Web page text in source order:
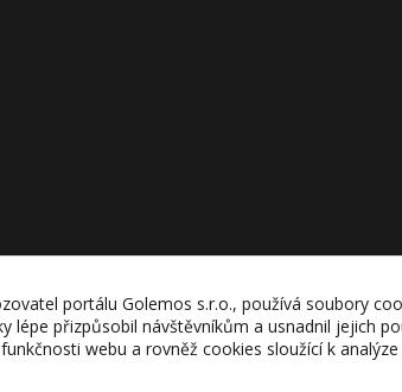
portálu Golemos s.r.o., používá soubory
lépe přizpůsobil návštěvníkům a usnadnil jejich
funkčnosti webu a rovněž cookies sloužící k